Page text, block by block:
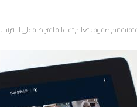
تتيح صفوف تعليم تفاعلية افتراضية على الانترنيت